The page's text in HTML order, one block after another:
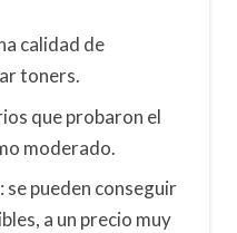
calidad de
toners.
que probaron el
moderado.
se pueden conseguir
a un precio muy